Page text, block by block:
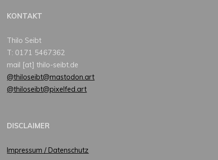
KONTAKT
Thilo Seibt
T: 0171 5467362
mail [at] thilo-seibt.de
@thiloseibt@mastodon.art
@thiloseibt@pixelfed.art
DISCLAIMER
Impressum / Datenschutz